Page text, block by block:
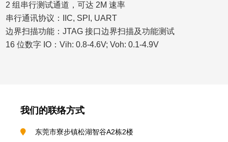
2 组串行测试通道，可达 2M 速率
串行通讯协议：IIC, SPI, UART
边界扫描功能：JTAG 接口边界扫描及功能测试
16 位数字 IO：Vih: 0.8-4.6V; Voh: 0.1-4.9V
我们的联络方式
东莞市寮步镇松湖智谷A2栋2楼